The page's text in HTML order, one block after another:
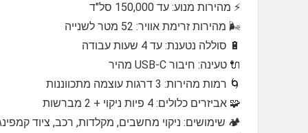
⚡ מהירות מנוע: עד 150,000 סל"ד
🌬️ מהירות זרימת אוויר: 52 מטר לשנייה
🔋 סוללה נטענת: עד 4 שעות עבודה
🔌 טעינה: חיבור USB-C מהיר
🌀 רמות מהירות: 3 דרגות עוצמה מתכווננות
🧩 אביזרים כלולים: 4 פיות ניקוי + 2 מברשות
🏕️ שימושים: ניקוי מחשבים, מקלדות, רכב, ציוד קמפינג